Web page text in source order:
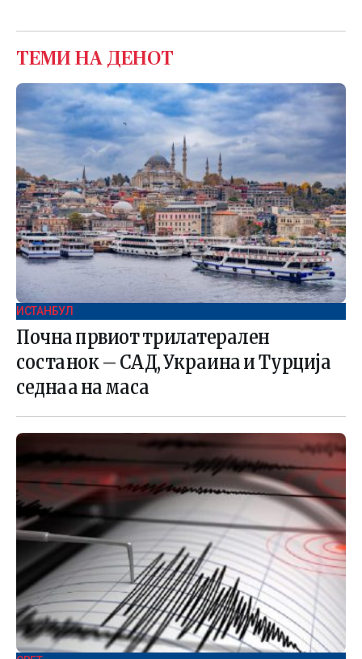
ТЕМИ НА ДЕНОТ
ИСТАНБУЛ
Почна првиот трилатерален
состанок – САД, Украина и Турција
седнаа на маса